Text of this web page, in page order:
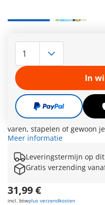
bemanning aan boord,
koers. Vaiana en de haan
avontuur. Maar wat drijft
de kleurrijke bloemen? Jouw kind maakt samen met Vaiana
het bad onveilig. De
verzameld en gestapeld
Met de spuit worden de
spuitbloemen. Wie wordt
biedt veel afwisseling in
varen, stapelen of gewoon
Meer informatie
Leveringstermijn op
Gratis verzending
31,99 €
incl. btwplus verzendkosten
In